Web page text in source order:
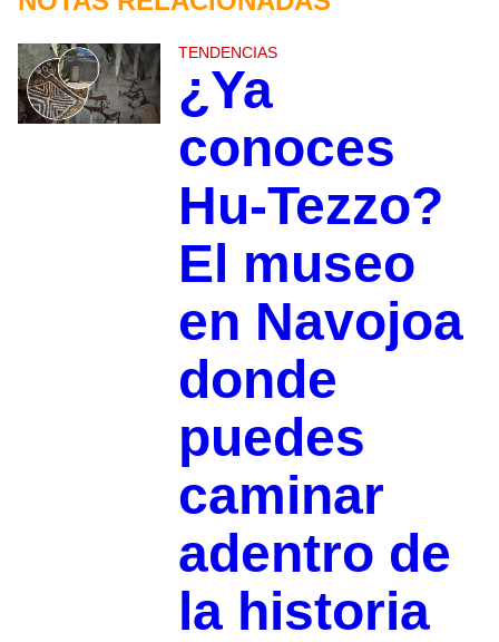
TENDENCIAS
¿Ya
conoces
Hu-Tezzo?
El museo
en Navojoa
donde
puedes
caminar
adentro de
la historia